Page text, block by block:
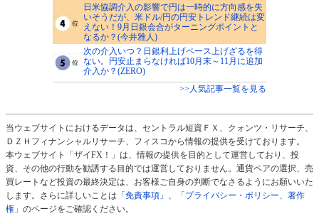
日米協調介入の影響で円は一時的に方向感を失
いそうだが、米ドル/円の円安トレンド継続は変
えない！9月日銀会合がターニングポイントと
なるか？(今井雅人)
次の介入いつ？日銀利上げペース上げざるを得
ない。円安止まらなければ10月末～11月に追加
介入か？(ZERO)
>>人気記事一覧を見る
当ウェブサイトにおけるデータは、セントラル短資ＦＸ、クォンツ・リサーチ、
ＤＺＨフィナンシャルリサーチ、フィスコから情報の提供を受けております。
本ウェブサイト「ザイFX！」は、情報の提供を目的として運営しており、投
資、その他の行動を勧誘する目的では運営しておりません。通貨ペアの選択、売
買レートなど投資の最終決定は、お客様ご自身の判断でなさるようにお願いいた
します。さらに詳しいことは 「免責事項」
「プライバシー・ポリシー、著作
権」 のページをご確認ください。